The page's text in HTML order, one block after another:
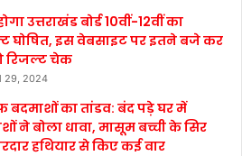
उत्तराखंड बोर्ड 10वीं-12वीं का
घोषित, इस वेबसाइट पर इतने बजे कर
चेक
29, 2024
बदमाशों का तांडव: बंद पड़े घर में
ने बोला धावा, मासूम बच्ची के सिर
हथियार से किए कई वार